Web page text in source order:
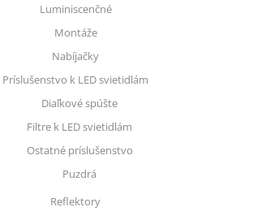
Luminiscenčné
Montáže
Nabíjačky
Príslušenstvo k LED svietidlám
Diaľkové spúšte
Filtre k LED svietidlám
Ostatné príslušenstvo
Puzdrá
Reflektory